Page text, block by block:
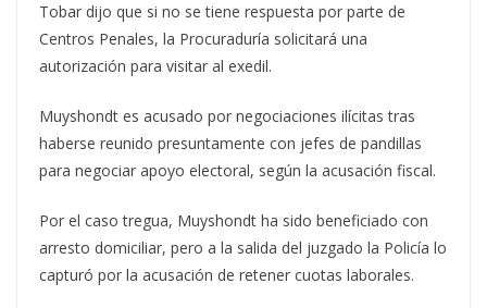
Tobar dijo que si no se tiene respuesta por parte de
Centros Penales, la Procuraduría solicitará una
autorización para visitar al exedil.
Muyshondt es acusado por negociaciones ilícitas tras
haberse reunido presuntamente con jefes de pandillas
para negociar apoyo electoral, según la acusación fiscal.
Por el caso tregua, Muyshondt ha sido beneficiado con
arresto domiciliar, pero a la salida del juzgado la Policía lo
capturó por la acusación de retener cuotas laborales.